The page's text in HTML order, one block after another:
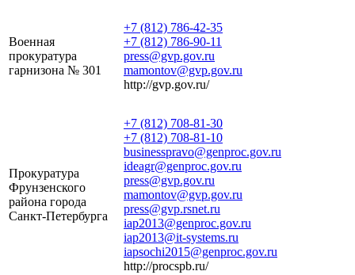
Военная
прокуратура
гарнизона № 301
+7 (812) 786-42-35
+7 (812) 786-90-11
press@gvp.gov.ru
mamontov@gvp.gov.ru
http://gvp.gov.ru/
Прокуратура
Фрунзенского
района города
Санкт-Петербурга
+7 (812) 708-81-30
+7 (812) 708-81-10
businesspravo@genproc.gov.ru
ideagr@genproc.gov.ru
press@gvp.gov.ru
mamontov@gvp.gov.ru
press@gvp.rsnet.ru
iap2013@genproc.gov.ru
iap2013@it-systems.ru
iapsochi2015@genproc.gov.ru
http://procspb.ru/